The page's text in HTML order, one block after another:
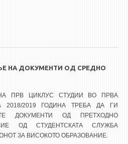
НА ДОКУМЕНТИ ОД СРЕДНО
ПРВ ЦИКЛУС СТУДИИ ВО ПРВА
2018/2019 ГОДИНА ТРЕБА ДА ГИ
ДОКУМЕНТИ ОД ПРЕТХОДНО
ОД СТУДЕНТСКАТА СЛУЖБА
ЗА ВИСОКОТО ОБРАЗОВАНИЕ.